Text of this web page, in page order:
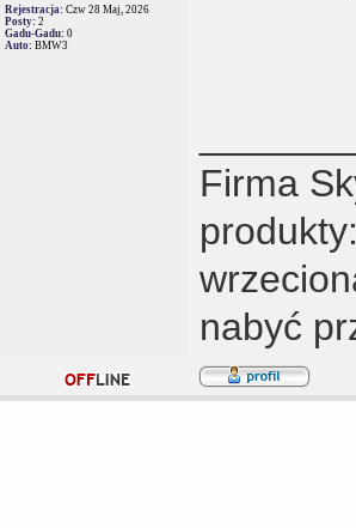
Rejestracja: Czw 28 Maj, 2026
Posty: 2
Gadu-Gadu: 0
Auto: BMW3
Firma
produkty:
nabyć